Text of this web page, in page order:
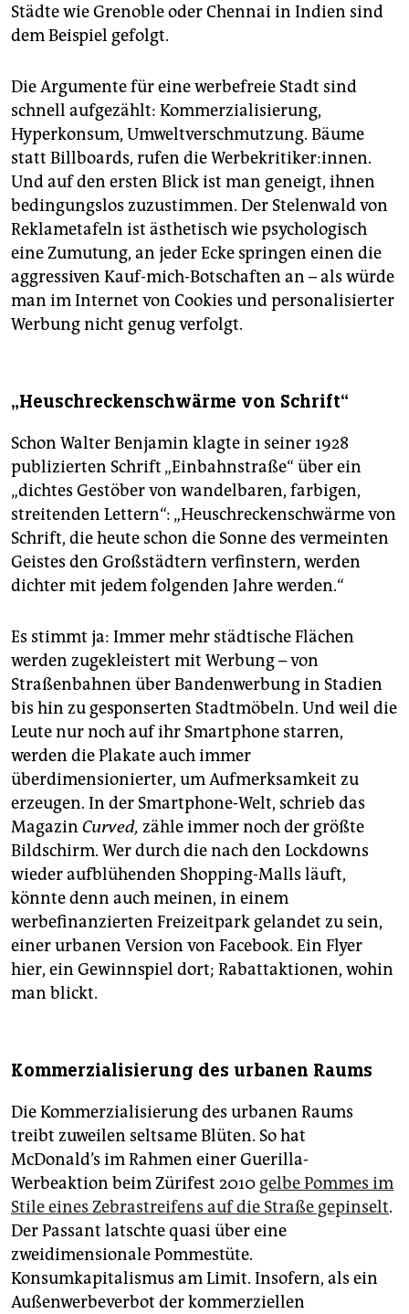
Städte wie Grenoble oder Chennai in Indien sind
dem Beispiel gefolgt.
Die Argumente für eine werbefreie Stadt sind
schnell aufgezählt: Kommerzialisierung,
Hyperkonsum, Umweltverschmutzung. Bäume
statt Billboards, rufen die Werbekritiker:innen.
Und auf den ersten Blick ist man geneigt, ihnen
bedingungslos zuzustimmen. Der Stelenwald von
Reklametafeln ist ästhetisch wie psychologisch
eine Zumutung, an jeder Ecke springen einen die
aggressiven Kauf-mich-Botschaften an – als würde
man im Internet von Cookies und personalisierter
Werbung nicht genug verfolgt.
„Heuschreckenschwärme von Schrift“
Schon Walter Benjamin klagte in seiner 1928
publizierten Schrift „Einbahnstraße“ über ein
„dichtes Gestöber von wandelbaren, farbigen,
streitenden Lettern“: „Heuschreckenschwärme von
Schrift, die heute schon die Sonne des vermeinten
Geistes den Großstädtern verfinstern, werden
dichter mit jedem folgenden Jahre werden.“
Es stimmt ja: Immer mehr städtische Flächen
werden zugekleistert mit Werbung – von
Straßenbahnen über Bandenwerbung in Stadien
bis hin zu gesponserten Stadtmöbeln. Und weil die
Leute nur noch auf ihr Smartphone starren,
werden die Plakate auch immer
überdimensionierter, um Aufmerksamkeit zu
erzeugen. In der Smartphone-Welt, schrieb das
Magazin Curved, zähle immer noch der größte
Bildschirm. Wer durch die nach den Lockdowns
wieder aufblühenden Shopping-Malls läuft,
könnte denn auch meinen, in einem
werbefinanzierten Freizeitpark gelandet zu sein,
einer urbanen Version von Facebook. Ein Flyer
hier, ein Gewinnspiel dort; Rabattaktionen, wohin
man blickt.
Kommerzialisierung des urbanen Raums
Die Kommerzialisierung des urbanen Raums
treibt zuweilen seltsame Blüten. So hat
McDonald’s im Rahmen einer Guerilla-
Werbeaktion beim Zürifest 2010 gelbe Pommes im
Stile eines Zebrastreifens auf die Straße gepinselt.
Der Passant latschte quasi über eine
zweidimensionale Pommestüte.
Konsumkapitalismus am Limit. Insofern, als ein
Außenwerbeverbot der kommerziellen